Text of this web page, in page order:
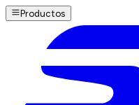
Productos